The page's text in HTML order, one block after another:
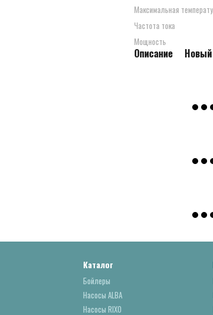
Максимальная
Частота тока
Мощность
Описание
Каталог
Бойлеры
Насосы ALBA
Насосы RIXO